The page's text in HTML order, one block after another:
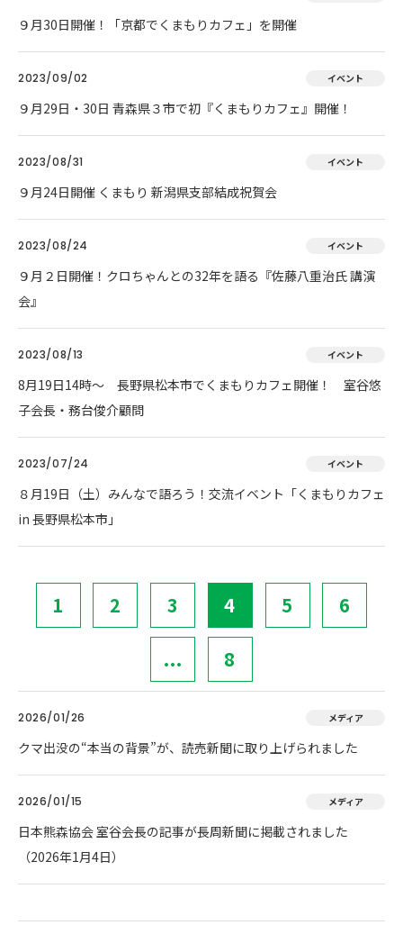
９月30日開催！「京都でくまもりカフェ」を開催
2023/09/02 イベント
９月29日・30日 青森県３市で初『くまもりカフェ』開催！
2023/08/31 イベント
９月24日開催 くまもり 新潟県支部結成祝賀会
2023/08/24 イベント
９月２日開催！クロちゃんとの32年を語る『佐藤八重治氏 講演
会』
2023/08/13 イベント
8月19日14時～ 長野県松本市でくまもりカフェ開催！ 室谷悠
子会長・務台俊介顧問
2023/07/24 イベント
８月19日（土）みんなで語ろう！交流イベント「くまもりカフェ
in 長野県松本市」
1 2 3 4 5 6
... 8
2026/01/26 メディア
クマ出没の“本当の背景”が、読売新聞に取り上げられました
2026/01/15 メディア
日本熊森協会 室谷会長の記事が長周新聞に掲載されました
（2026年1月4日）